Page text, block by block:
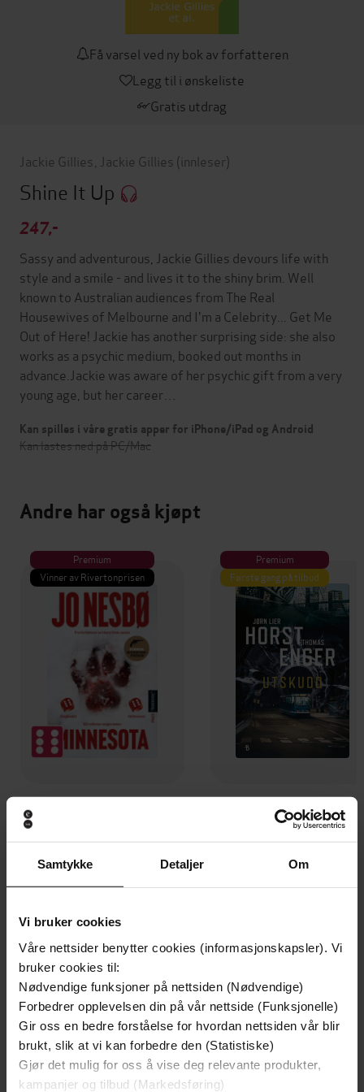
Samtykke Detaljer Om
Vi bruker cookies
Våre nettsider benytter cookies (informasjonskapsler). Vi
bruker cookies til:
Nødvendige funksjoner på nettsiden (Nødvendige)
Forbedrer opplevelsen din på vår nettside (Funksjonelle)
Gir oss en bedre forståelse for hvordan nettsiden vår blir
brukt, slik at vi kan forbedre den (Statistiske)
Gjør det mulig for oss å vise deg relevante produkter,
kampanjer og tilbud (Markedsføring)
Få varsel ved ny bok av forfatteren
Legg til i ønskeliste
Gratis utdrag
Jackie Gillies Jackie Gillies (innleser)
Shine It Up
247,-
Sassy and adventurous, Jackie Gillies devours life with
style and a smile - and lives it to the shiny brim. Well
known to Australian audiences from The Real
Housewives of Melbourne and I'm a Celebrity... Get Me
Out of Here! Jackie has another surprising side: she also
works as a psychic medium, booked out months in
advance.Jackie was aware of her psychic gift from a very
young age, but her career…
Kan spilles i våre gratis apper for iPhone/iPad og Android
Kan lastes ned på PC/Mac
Andre har også kjøpt
Premium
Vinner av Rivertonprisen
Jo Nesbø
EBOK
Premium
Første gang på tilbud
349,-
Utskudd
Jørn Lier Horst
EBOK
Undertittel The inspirational true story
Forfattere Jackie Gillies(forfatter),Jackie Gillies
(innleser)
Forlag Hachette Australia
Utgitt 18.04.2019